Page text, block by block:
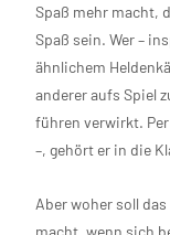
Spaß mehr macht,
Spaß sein. Wer –
ähnlichem
anderer aufs Spiel
führen verwirkt.
–, gehört er in die
Aber woher soll
macht, wenn sich